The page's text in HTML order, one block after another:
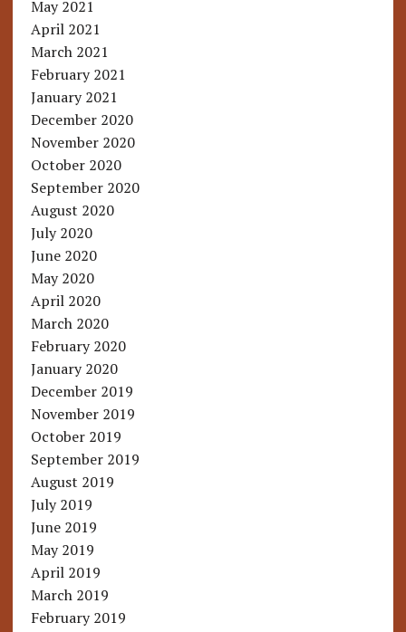
May 2021
April 2021
March 2021
February 2021
January 2021
December 2020
November 2020
October 2020
September 2020
August 2020
July 2020
June 2020
May 2020
April 2020
March 2020
February 2020
January 2020
December 2019
November 2019
October 2019
September 2019
August 2019
July 2019
June 2019
May 2019
April 2019
March 2019
February 2019